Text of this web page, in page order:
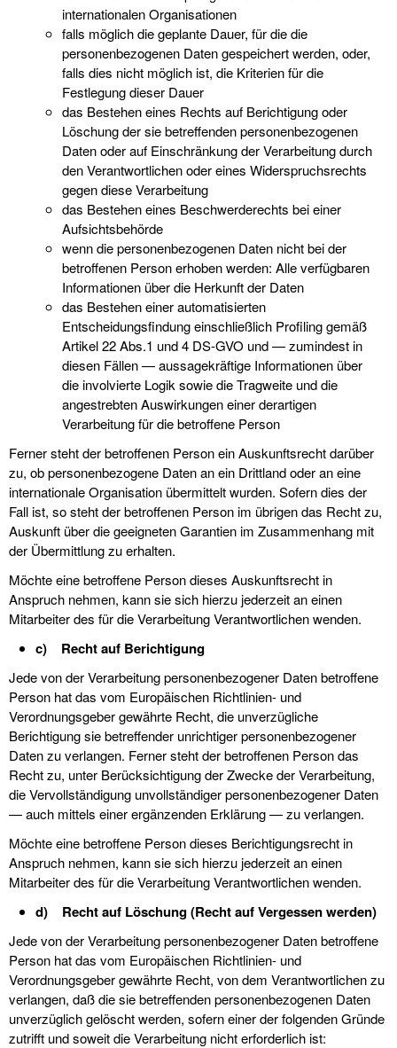
internationalen Organisationen
falls möglich die geplante Dauer, für die die
personenbezogenen Daten gespeichert werden, oder,
falls dies nicht möglich ist, die Kriterien für die
Festlegung dieser Dauer
das Bestehen eines Rechts auf Berichtigung oder
Löschung der sie betreffenden personenbezogenen
Daten oder auf Einschränkung der Verarbeitung durch
den Verantwortlichen oder eines Widerspruchsrechts
gegen diese Verarbeitung
das Bestehen eines Beschwerderechts bei einer
Aufsichtsbehörde
wenn die personenbezogenen Daten nicht bei der
betroffenen Person erhoben werden: Alle verfügbaren
Informationen über die Herkunft der Daten
das Bestehen einer automatisierten
Entscheidungsfindung einschließlich Profiling gemäß
Artikel 22 Abs.1 und 4 DS-GVO und — zumindest in
diesen Fällen — aussagekräftige Informationen über
die involvierte Logik sowie die Tragweite und die
angestrebten Auswirkungen einer derartigen
Verarbeitung für die betroffene Person
Ferner steht der betroffenen Person ein Auskunftsrecht darüber
zu, ob personenbezogene Daten an ein Drittland oder an eine
internationale Organisation übermittelt wurden. Sofern dies der
Fall ist, so steht der betroffenen Person im übrigen das Recht zu,
Auskunft über die geeigneten Garantien im Zusammenhang mit
der Übermittlung zu erhalten.
Möchte eine betroffene Person dieses Auskunftsrecht in
Anspruch nehmen, kann sie sich hierzu jederzeit an einen
Mitarbeiter des für die Verarbeitung Verantwortlichen wenden.
c) Recht auf Berichtigung
Jede von der Verarbeitung personenbezogener Daten betroffene
Person hat das vom Europäischen Richtlinien- und
Verordnungsgeber gewährte Recht, die unverzügliche
Berichtigung sie betreffender unrichtiger personenbezogener
Daten zu verlangen. Ferner steht der betroffenen Person das
Recht zu, unter Berücksichtigung der Zwecke der Verarbeitung,
die Vervollständigung unvollständiger personenbezogener Daten
— auch mittels einer ergänzenden Erklärung — zu verlangen.
Möchte eine betroffene Person dieses Berichtigungsrecht in
Anspruch nehmen, kann sie sich hierzu jederzeit an einen
Mitarbeiter des für die Verarbeitung Verantwortlichen wenden.
d) Recht auf Löschung (Recht auf Vergessen werden)
Jede von der Verarbeitung personenbezogener Daten betroffene
Person hat das vom Europäischen Richtlinien- und
Verordnungsgeber gewährte Recht, von dem Verantwortlichen zu
verlangen, daß die sie betreffenden personenbezogenen Daten
unverzüglich gelöscht werden, sofern einer der folgenden Gründe
zutrifft und soweit die Verarbeitung nicht erforderlich ist: